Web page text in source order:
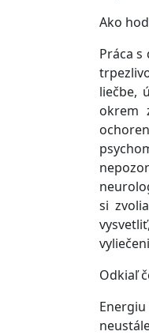
Ako
Práca
liečbe,
okrem
si
Odkiaľ